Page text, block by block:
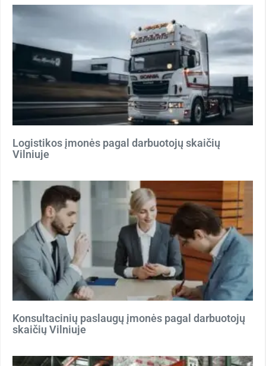
Logistikos įmonės pagal darbuotojų skaičių
Vilniuje
Konsultacinių paslaugų įmonės pagal darbuotojų
skaičių Vilniuje